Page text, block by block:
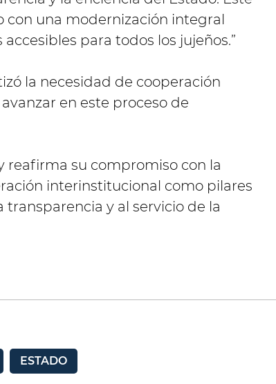
con una modernización integral
para todos los jujeños.”
la necesidad de cooperación
en este proceso de
reafirma su compromiso con la
interinstitucional como pilares
y al servicio de la
ESTADO